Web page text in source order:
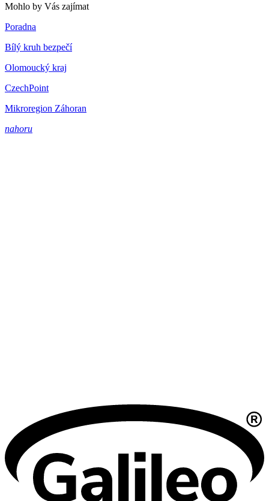
Mohlo by Vás zajímat
Poradna
Bílý kruh bezpečí
Olomoucký kraj
CzechPoint
Mikroregion Záhoran
nahoru